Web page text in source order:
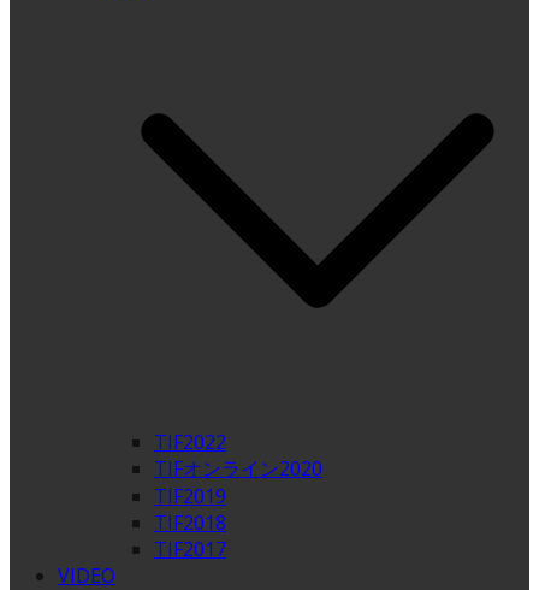
TIF2022
TIFオンライン2020
TIF2019
TIF2018
TIF2017
VIDEO